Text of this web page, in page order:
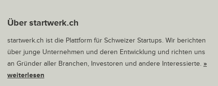
Über startwerk.ch
startwerk.ch ist die Plattform für Schweizer Startups. Wir berichten
über junge Unternehmen und deren Entwicklung und richten uns
an Gründer aller Branchen, Investoren und andere Interessierte. »
weiterlesen